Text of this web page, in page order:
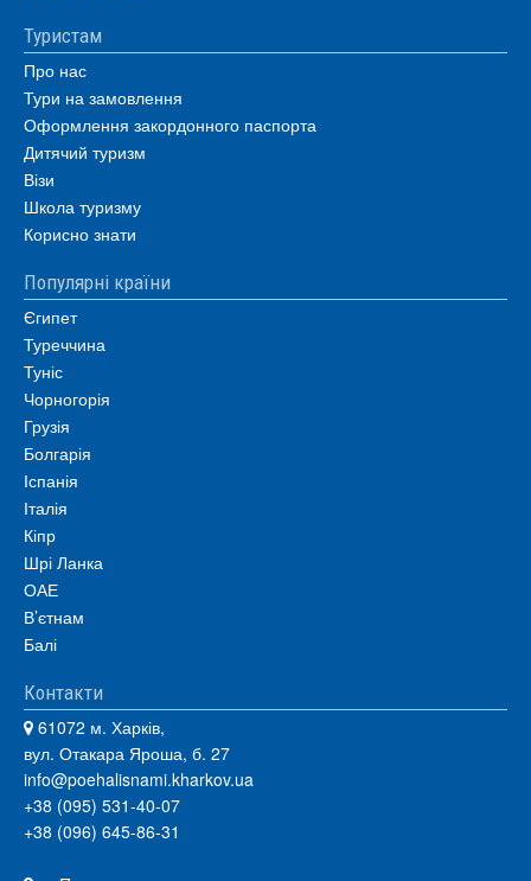
Туристам
Про нас
Тури на замовлення
Оформлення закордонного паспорта
Дитячий туризм
Візи
Школа туризму
Корисно знати
Популярні країни
Єгипет
Туреччина
Туніс
Чорногорія
Грузія
Болгарія
Іспанія
Італія
Кіпр
Шрі Ланка
ОАЕ
В’єтнам
Балі
Контакти
61072 м. Харків,
вул. Отакара Яроша, б. 27
info@poehalisnami.kharkov.ua
+38 (095) 531-40-07
+38 (096) 645-86-31